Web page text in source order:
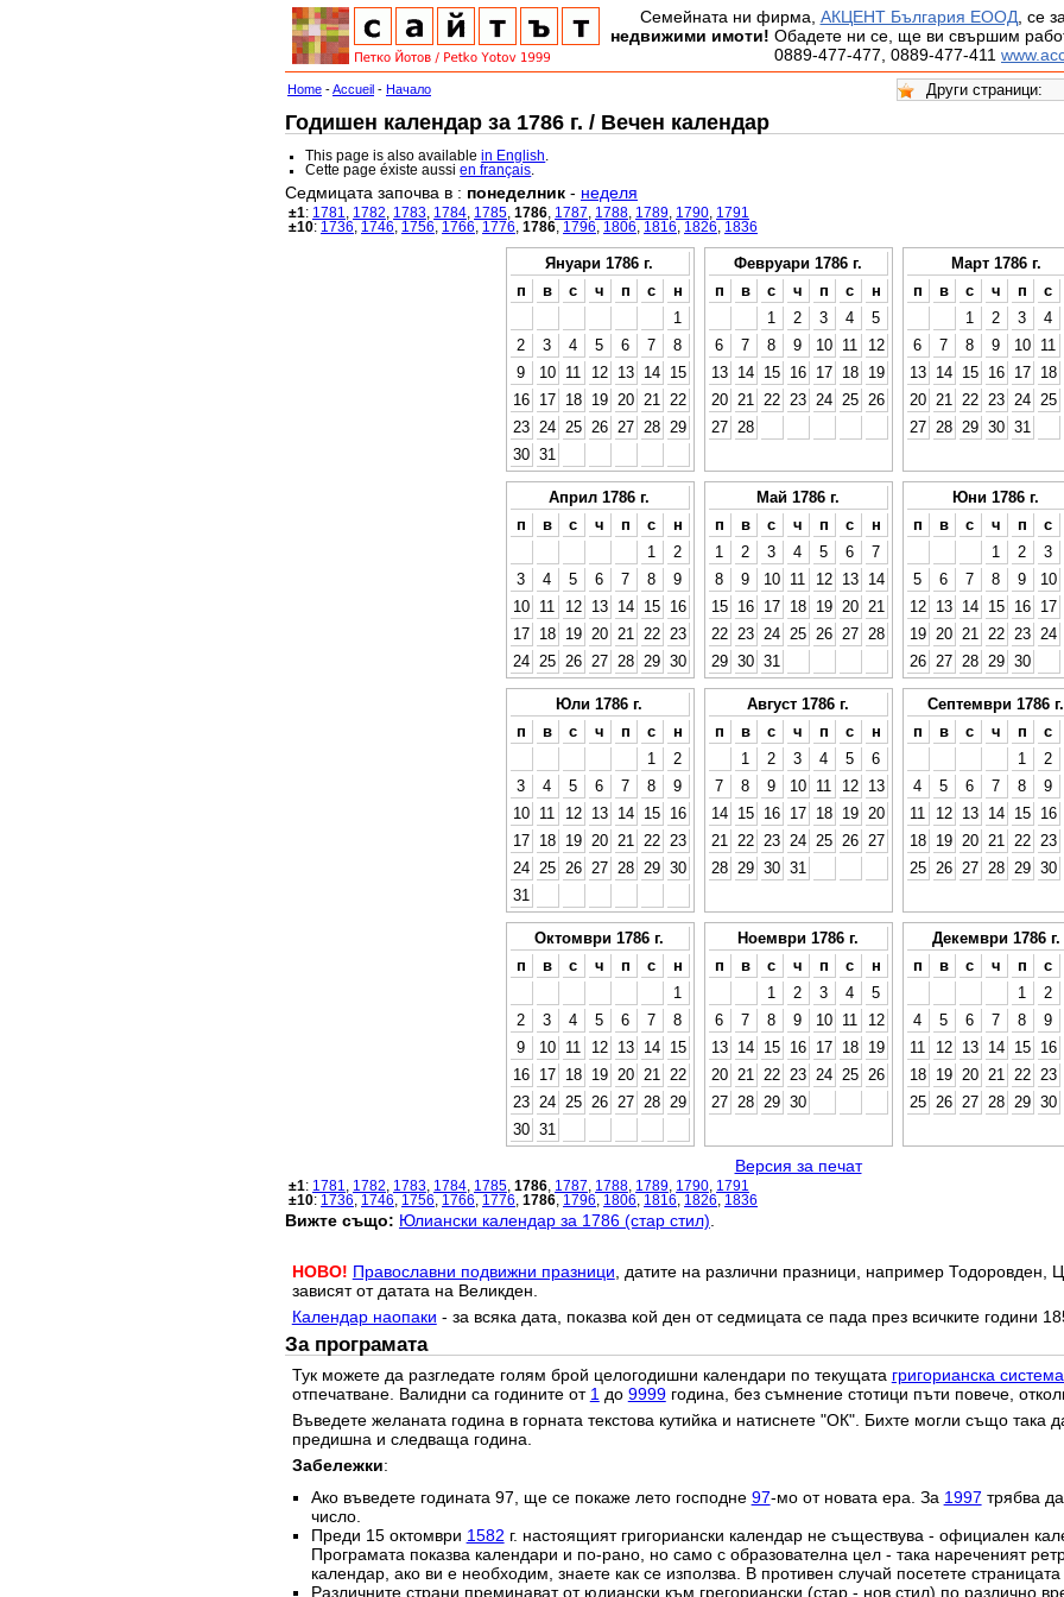
Семейната ни фирма, АКЦЕНТ България ЕООД, се
недвижими имоти! Обадете ни се, ще ви свършим
0889-477-477, 0889-477-411
Home -Accueil - Начало
Годишен календар за 1786 г. / Вечен календар
This page is also availablein English
Cette page éxiste aussien français
Седмицата започва в : понеделник - неделя
±1: 1781 1782 1783 1784 1785 1786 1787 1788 1789 1790 1791
±10: 1736 1746 1756 1766 1776 1786 1796 1806 1816 1826 1836
Януари 1786 г.
п
в с ч п с
н
1
2
3 4 5 6 7
8
9
10 11 12 13 14
15
16
17 18 19 20 21
22
23
24 25 26 27 28
29
30 31
Февруари 1786 г.
п
в с ч п с
н
1
2 3 4
5
6
7 8 9 10 11
12
13
14 15 16 17 18
19
20
21 22 23 24 25
26
27
28
Март 1786 г.
п
в с ч п с
1
2 3 4
6
7 8 9 10 11
13
14 15 16 17 18
20
21 22 23 24 25
27
28 29 30 31
Април 1786 г.
п
в с ч п с
н
1
2
3
4 5 6 7 8
9
10
11 12 13 14 15
16
17
18 19 20 21 22
23
24
25 26 27 28 29 30
Май 1786 г.
п
в с ч п с
н
1
2 3 4 5 6
7
8
9 10 11 12 13
14
15
16 17 18 19 20
21
22
23 24 25 26 27
28
29 30 31
Юни 1786 г.
п
в с ч п с
1
2 3
5
6 7 8 9 10
12
13 14 15 16 17
19
20 21 22 23 24
26
27 28 29 30
Юли 1786 г.
п
в с ч п с
н
1
2
3
4 5 6 7 8
9
10
11 12 13 14 15
16
17
18 19 20 21 22
23
24
25 26 27 28 29 30
31
Август 1786 г.
п
в с ч п с
н
1
2 3 4 5
6
7
8 9 10 11 12
13
14
15 16 17 18 19
20
21
22 23 24 25 26
27
28
29 30 31
Септември 1786 г.
п
в с ч п с
1
2
4
5 6 7 8 9
11
12 13 14 15 16
18
19 20 21 22 23
25
26 27 28 29 30
Октомври 1786 г.
п
в с ч п с
н
1
2
3 4 5 6 7
8
9
10 11 12 13 14
15
16
17 18 19 20 21
22
23
24 25 26 27 28
29
30 31
Ноември 1786 г.
п
в с ч п с
н
1
2 3 4
5
6
7 8 9 10 11
12
13
14 15 16 17 18
19
20
21 22 23 24 25
26
27
28 29 30
Декември 1786 г.
п
в с ч п с
1
2
4
5 6 7 8 9
11
12 13 14 15 16
18
19 20 21 22 23
25
26 27 28 29 30
Версия за печат
±1: 1781 1782 1783 1784 1785 1786 1787 1788 1789 1790 1791
±10: 1736 1746 1756 1766 1776 1786 1796 1806 1816 1826 1836
Вижте също: Юлиански календар за 1786 (стар стил)
НОВО! Православни подвижни празници , датите на различни празници, например Тодоровден,
зависят от датата на Великден.
Календар наопаки - за всяка дата, показва кой ден от седмицата се пада през всичките години
За програмата
Тук можете да разгледате голям брой целогодишни календари по текущата григорианска
отпечатване. Валидни са годините от 1до 9999година, без съмнение стотици пъти повече,
Въведете желаната година в горната текстова кутийка и натиснете "ОК". Бихте могли също така
предишна и следваща година.
Забележки:
Ако въведете годината 97, ще се покаже лето господне 97-мо от новата ера. За 1997 трябва
число.
Преди 15 октомври 1582 г. настоящият григориански календар не съществува - официален
Програмата показва календари и по-рано, но само с образователна цел - така нареченият
календар, ако ви е необходим, знаете как се използва. В противен случай посетете
Различните страни преминават от юлиански към грегориански (стар - нов стил) по различно